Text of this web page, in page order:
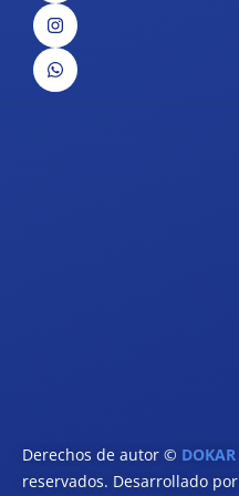
Derechos de autor © DOKAR
reservados. Desarrollado por